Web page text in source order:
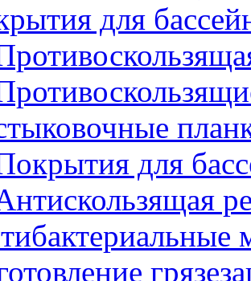
для
для